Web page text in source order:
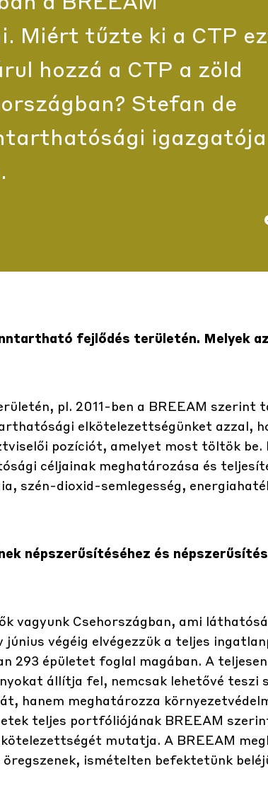
Miért tűzte ki a CTP
hozzá a CTP a zöld
Stefan de
igazgatója
fejlődés területén. Melyek
pl. 2011-ben a BREEAM szerint
elkötelezettségünket azzal,
pozíciót, amelyet most töltök be.
céljainak meghatározása és
szén-dioxid-semlegesség,
népszerűsítéséhez és
vagyunk Csehországban, ami
végéig elvégezzük a teljes
293 épületet foglal magában. A
állítja fel, nemcsak lehetővé teszi
hanem meghatározza
teljes portfóliójának BREEAM
mutatja. A BREEAM
ismételten befektetünk